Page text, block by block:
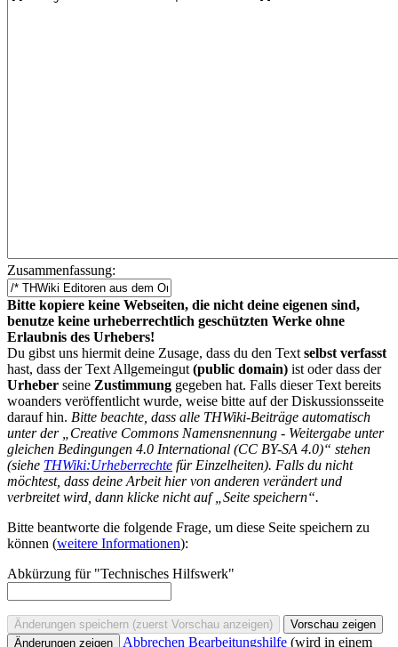
Zusammenfassung:
Bitte kopiere keine Webseiten, die nicht deine eigenen sind,
benutze keine urheberrechtlich geschützten Werke ohne
Erlaubnis des Urhebers!
Du gibst uns hiermit deine Zusage, dass du den Text selbst verfasst
hast, dass der Text Allgemeingut (public domain) ist oder dass der
Urheber seine Zustimmung gegeben hat. Falls dieser Text bereits
woanders veröffentlicht wurde, weise bitte auf der Diskussionsseite
darauf hin. Bitte beachte, dass alle THWiki-Beiträge automatisch
unter der „Creative Commons Namensnennung - Weitergabe unter
gleichen Bedingungen 4.0 International (CC BY-SA 4.0)“ stehen
(siehe THWiki:Urheberrechte für Einzelheiten). Falls du nicht
möchtest, dass deine Arbeit hier von anderen verändert und
verbreitet wird, dann klicke nicht auf „Seite speichern“.
Bitte beantworte die folgende Frage, um diese Seite speichern zu
können (weitere Informationen):
Abkürzung für "Technisches Hilfswerk"
Abbrechen Bearbeitungshilfe (wird in einem